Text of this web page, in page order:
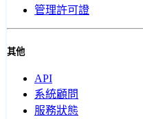
管理許可證
其他
API
系統顧問
服務狀態